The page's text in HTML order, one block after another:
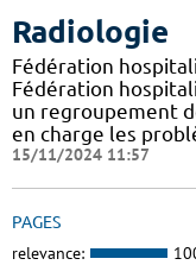
Radiologie
Fédération
Fédération
un regroupement
en charge les
15/11/2024 11:57
PAGES
relevance: